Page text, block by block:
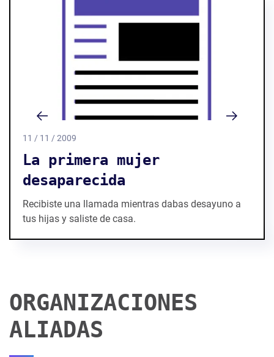
11 / 11 / 2009
La primera mujer
desaparecida
Recibiste una llamada mientras dabas desayuno a
tus hijas y saliste de casa.
ORGANIZACIONES
ALIADAS